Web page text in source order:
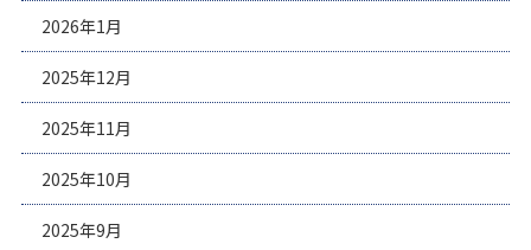
2026年1月
2025年12月
2025年11月
2025年10月
2025年9月